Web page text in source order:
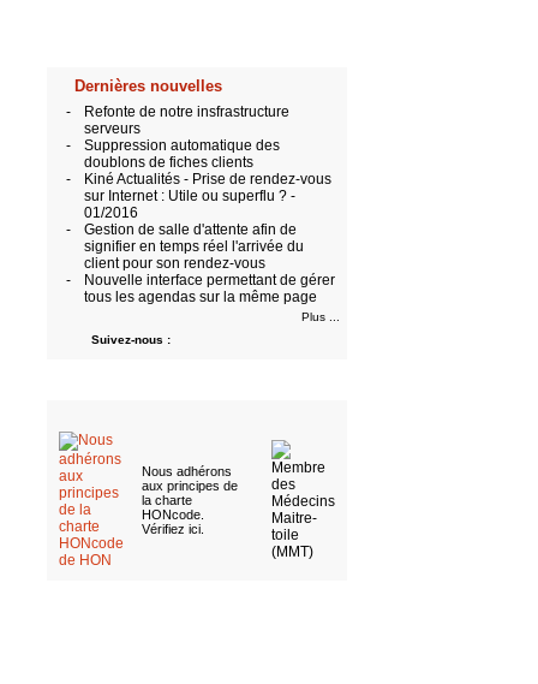
Dernières nouvelles
-
Refonte de notre insfrastructure
serveurs
-
Suppression automatique des
doublons de fiches clients
-
Kiné Actualités - Prise de rendez-vous
sur Internet : Utile ou superflu ? -
01/2016
-
Gestion de salle d'attente afin de
signifier en temps réel l'arrivée du
client pour son rendez-vous
-
Nouvelle interface permettant de gérer
tous les agendas sur la même page
Plus ...
Suivez-nous :
Nous adhérons
aux principes de
la charte
HONcode.
Vérifiez ici.